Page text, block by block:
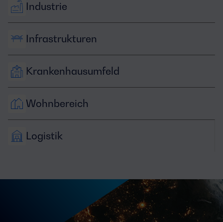
Industrie
Infrastrukturen
Krankenhausumfeld
Wohnbereich
Logistik